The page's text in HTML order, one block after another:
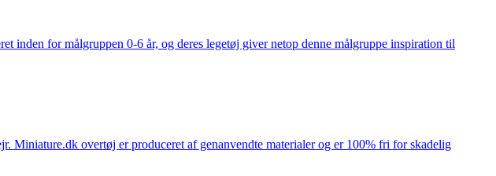
inden for målgruppen 0-6 år, og deres legetøj giver netop denne målgruppe inspiration til
overtøj er produceret af genanvendte materialer og er 100% fri for skadelig